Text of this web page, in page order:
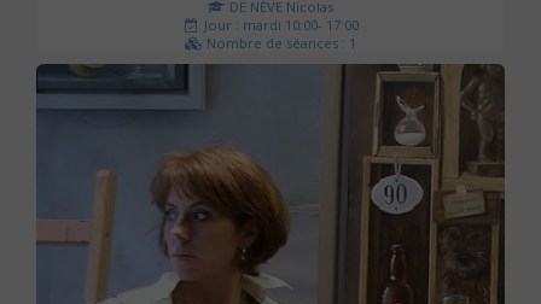
DE NÈVE Nicolas
Jour : mardi 10:00- 17:00
Nombre de séances : 1
50 €